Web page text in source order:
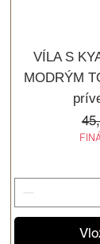
VÍLA S
MODRÝM